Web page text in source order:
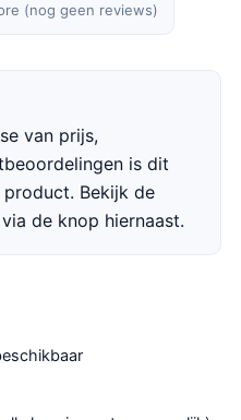
(nog geen reviews)
van prijs,
is dit
Bekijk de
de knop hiernaast.